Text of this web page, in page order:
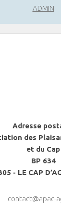
ADMIN
Adresse
des
et du Cap
BP 634
- LE CAP
contact@apac-